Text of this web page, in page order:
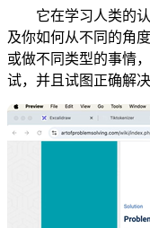
它在学习人类的认
及你如何从不同的角
或做不同类型的事情
试，并且试图正确解